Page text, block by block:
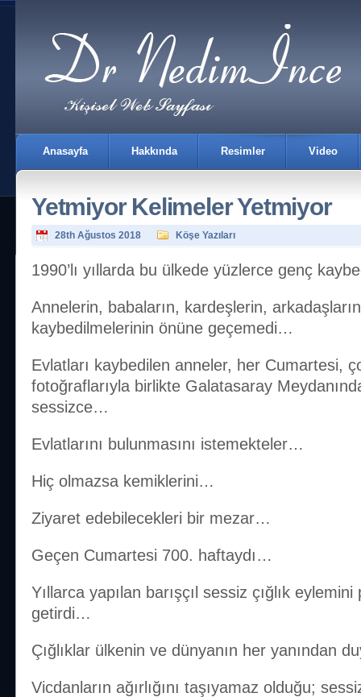
Anasayfa Hakkında Resimler Video
İletişim
Yetmiyor Kelimeler Yetmiyor
28th Ağustos 2018 Köşe Yazıları
1990’lı yıllarda bu ülkede yüzlerce genç
Annelerin, babaların, kardeşlerin,
kaybedilmelerinin önüne geçemedi…
Evlatları kaybedilen anneler, her Cumartesi,
fotoğraflarıyla birlikte Galatasaray
sessizce…
Evlatlarını bulunmasını istemekteler…
Hiç olmazsa kemiklerini…
Ziyaret edebilecekleri bir mezar…
Geçen Cumartesi 700. haftaydı…
Yıllarca yapılan barışçıl sessiz çığlık
getirdi…
Çığlıklar ülkenin ve dünyanın her yanından
Vicdanların ağırlığını taşıyamaz olduğu;